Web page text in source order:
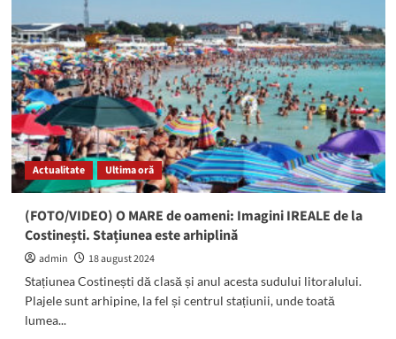
plaja
din
Venus!
Un
obiect
necunoscut
a
fost
văzut
plutind
în
apa
S-
a
dovedit
fi
un
Actualitate Ultima oră
(FOTO/VIDEO) O MARE de oameni: Imagini IREALE de la
Costinești. Stațiunea este arhiplină
admin
18 august 2024
Stațiunea Costinești dă clasă și anul acesta sudului litoralului.
Plajele sunt arhipine, la fel și centrul stațiunii, unde toată
lumea...